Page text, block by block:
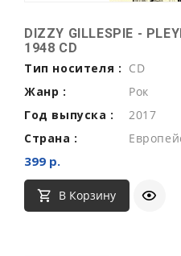
DIZZY GILLESPIE -
1948 CD
Тип носителя : CD
Жанр :
Рок
Год выпуска :
2017
Страна :
399 р.
В Корзину